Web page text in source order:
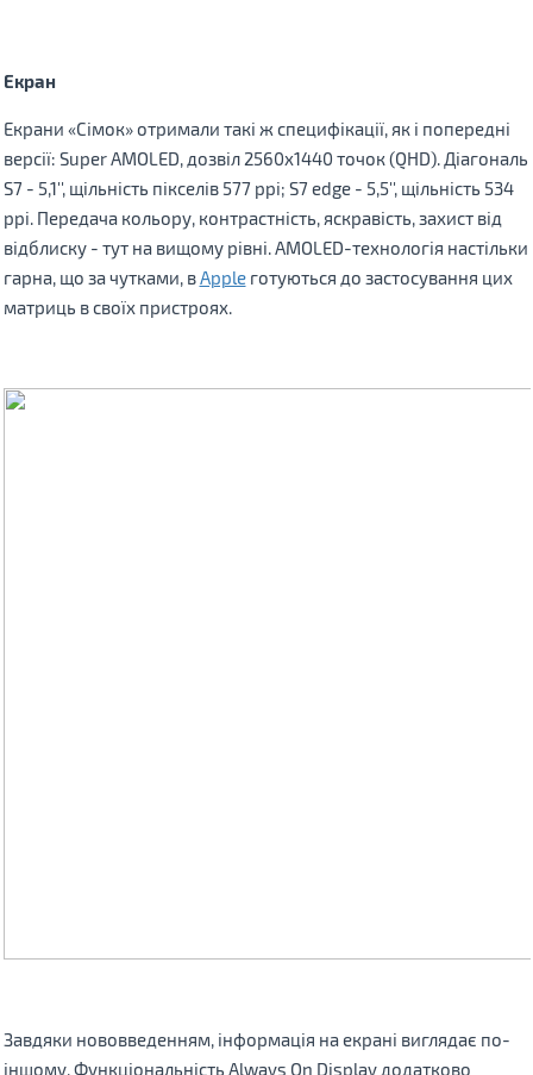
Екран
Екрани «Сімок» отримали такі ж специфікації, як і попередні
версії: Super AMOLED, дозвіл 2560x1440 точок (QHD). Діагональ
S7 - 5,1'', щільність пікселів 577 ppi; S7 edge - 5,5'', щільність 534
ppi. Передача кольору, контрастність, яскравість, захист від
відблиску - тут на вищому рівні. AMOLED-технологія настільки
гарна, що за чутками, в Appleготуються до застосування цих
матриць в своїх пристроях.
Завдяки нововведенням, інформація на екрані виглядає по-
іншому. Функціональність Always On Display додатково